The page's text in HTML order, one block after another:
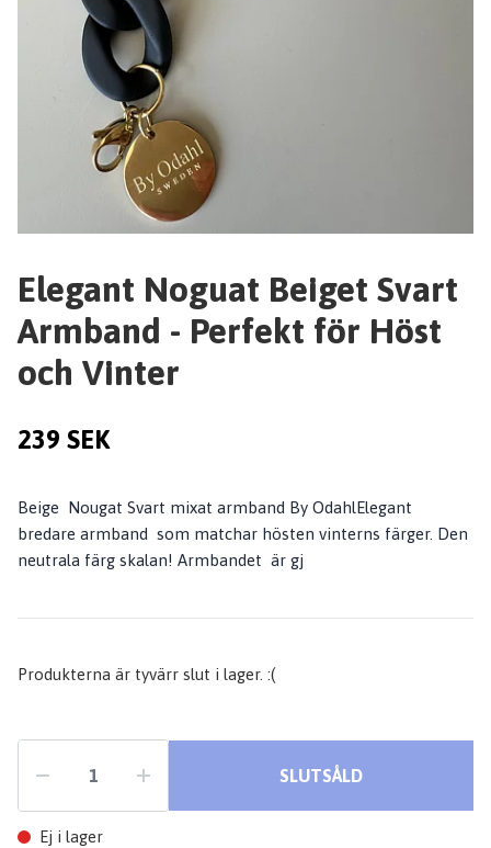
Elegant Noguat Beiget Svart
Armband - Perfekt för Höst
och Vinter
239 SEK
Beige Nougat Svart mixat armband By OdahlElegant
bredare armband som matchar hösten vinterns färger. Den
neutrala färg skalan! Armbandet är gj
Produkterna är tyvärr slut i lager. :(
SLUTSÅLD
Ej i lager